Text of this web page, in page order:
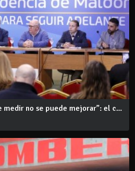
medir no se puede mejorar”: el c...